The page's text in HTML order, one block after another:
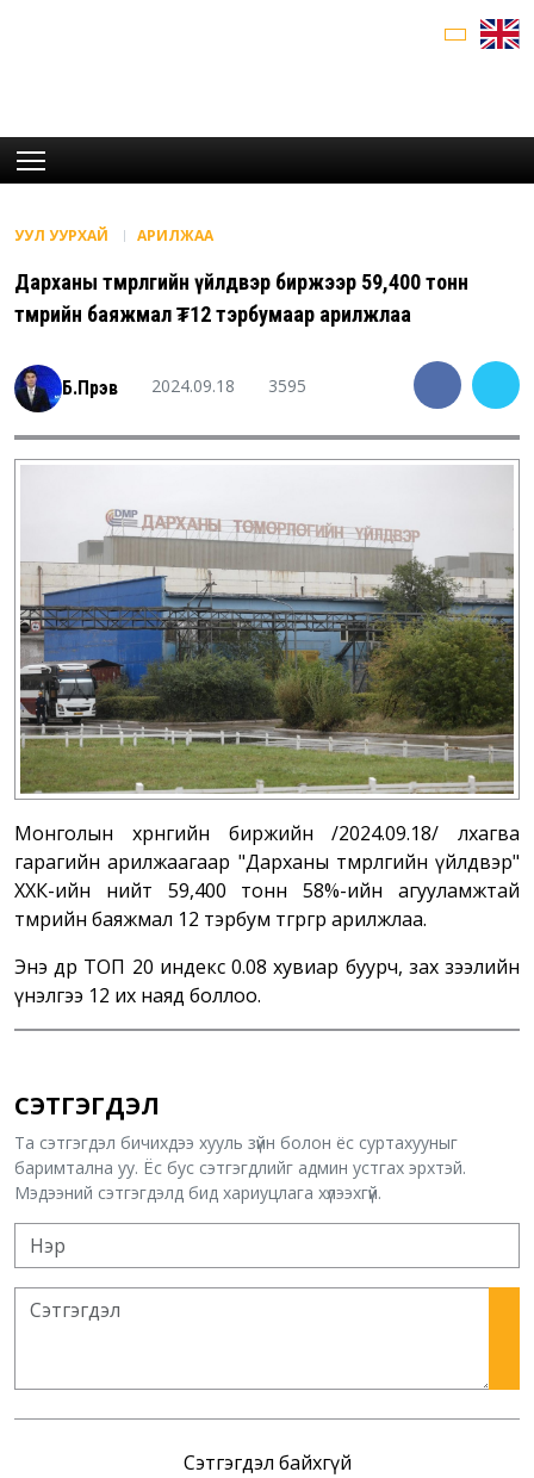
УУЛ УУРХАЙ АРИЛЖАА
Дарханы төмөрлөгийн үйлдвэр биржээр 59,400 тонн
төмрийн баяжмал ₮12 тэрбумаар арилжлаа
Б.Пүрэв 2024.09.18 3595
Монголын хөрөнгийн биржийн /2024.09.18/ лхагва
гарагийн арилжаагаар "Дарханы төмөрлөгийн үйлдвэр"
ХХК-ийн нийт 59,400 тонн 58%-ийн агууламжтай
төмрийн баяжмал 12 тэрбум төгрөгөөр арилжлаа.
Энэ өдөр ТОП 20 индекс 0.08 хувиар буурч, зах зээлийн
үнэлгээ 12 их наяд боллоо.
СЭТГЭГДЭЛ
Та сэтгэгдэл бичихдээ хууль зүйн болон ёс суртахууныг
баримтална уу. Ёс бус сэтгэгдлийг админ устгах эрхтэй.
Мэдээний сэтгэгдэлд бид хариуцлага хүлээхгүй.
Сэтгэгдэл байхгүй